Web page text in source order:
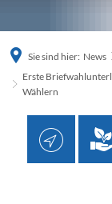
Sie sind hier: News
Erste
Wählern